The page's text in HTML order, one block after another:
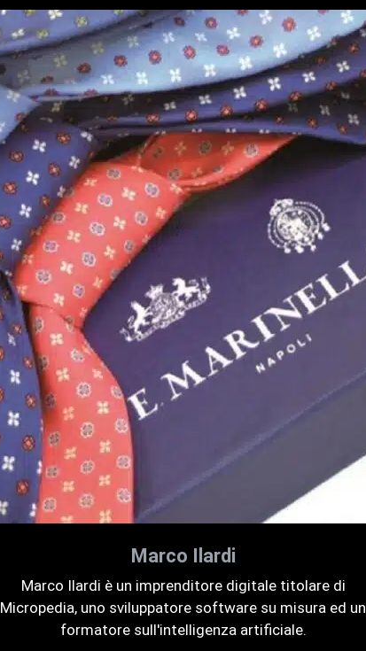
Marco Ilardi
Marco Ilardi è un imprenditore digitale titolare di
Micropedia, uno sviluppatore software su misura ed un
formatore sull'intelligenza artificiale.